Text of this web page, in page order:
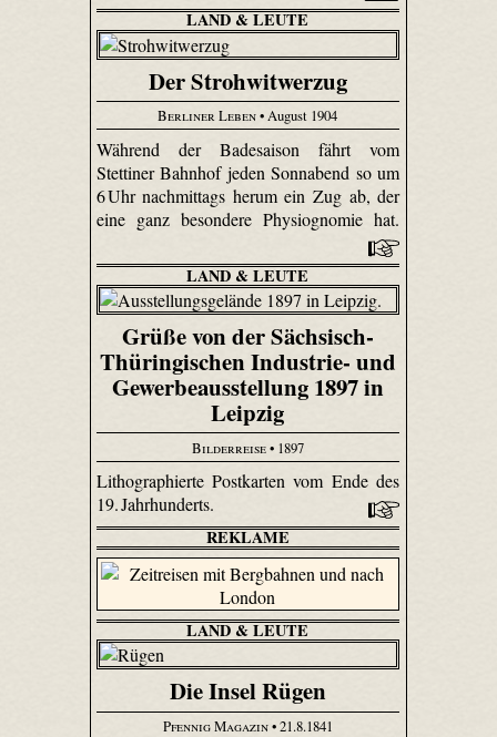
LAND & LEUTE
Der Strohwitwerzug
Berliner Leben• August 1904
Während der Badesaison fährt vom
Stettiner Bahnhof jeden Sonnabend so um
6 Uhr nachmittags herum ein Zug ab, der
eine ganz besondere Physiognomie hat.
LAND & LEUTE
Grüße von der Sächsisch-
Thüringischen Industrie- und
Gewerbeausstellung 1897 in
Leipzig
Bilderreise• 1897
Lithographierte Postkarten vom Ende des
19. Jahrhunderts.
REKLAME
LAND & LEUTE
Die Insel Rügen
Pfennig Magazin• 21.8.1841